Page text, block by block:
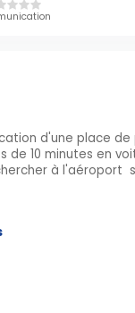
d'une place
de 10 minutes en
à l'aéroport